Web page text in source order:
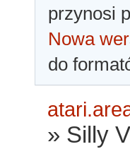
przynosi
Nowa
do
» Silly